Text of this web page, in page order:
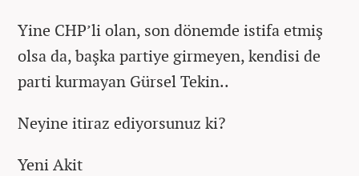
Yine CHP’li olan, son dönemde istifa etmiş
olsa da, başka partiye girmeyen, kendisi de
parti kurmayan Gürsel Tekin..
Neyine itiraz ediyorsunuz ki?
Yeni Akit